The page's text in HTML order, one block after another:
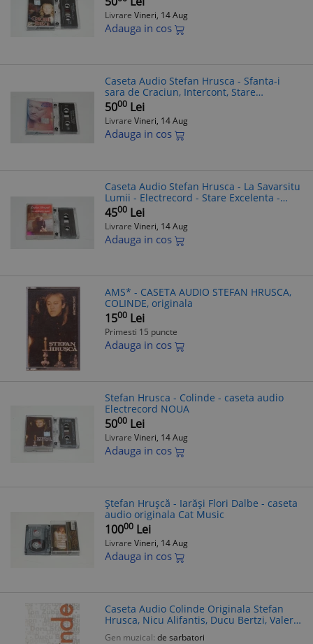
Livrare Vineri, 14 Aug
Adauga in cos
Caseta Audio Stefan Hrusca - Sfanta-i
sara de Craciun, Intercont, Stare
Excelenta
5000 Lei
Livrare Vineri, 14 Aug
Adauga in cos
Caseta Audio Stefan Hrusca - La Savarsitu
Lumii - Electrecord - Stare Excelenta -
Muzica Romaneasca Colinde
4500 Lei
Livrare Vineri, 14 Aug
Adauga in cos
AMS* - CASETA AUDIO STEFAN HRUSCA,
COLINDE, originala
1500 Lei
Primesti 15 puncte
Adauga in cos
Stefan Hrusca - Colinde - caseta audio
Electrecord NOUA
5000 Lei
Livrare Vineri, 14 Aug
Adauga in cos
Ștefan Hrușcă - Iarăși Flori Dalbe - caseta
audio originala Cat Music
10000 Lei
Livrare Vineri, 14 Aug
Adauga in cos
Caseta Audio Colinde Originala Stefan
Hrusca, Nicu Alifantis, Ducu Bertzi, Valeriu
Sterian - Roton Romania
Gen muzical: de sarbatori